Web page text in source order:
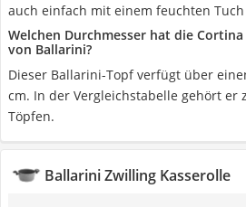
auch einfach mit einem feuchten
Welchen Durchmesser hat die
von Ballarini?
Dieser Ballarini-Topf verfügt über
cm. In der Vergleichstabelle gehört er
Töpfen.
Ballarini Zwilling Kasserolle